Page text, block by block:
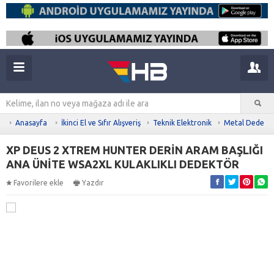
Anasayfa İkinci El ve Sıfır Alışveriş Teknik Elektronik Metal
XP DEUS 2 XTREM HUNTER DERİN ARAM BAŞLIĞI
ANA ÜNİTE WSA2XL KULAKLIKLI DEDEKTÖR
Favorilere ekle Yazdır